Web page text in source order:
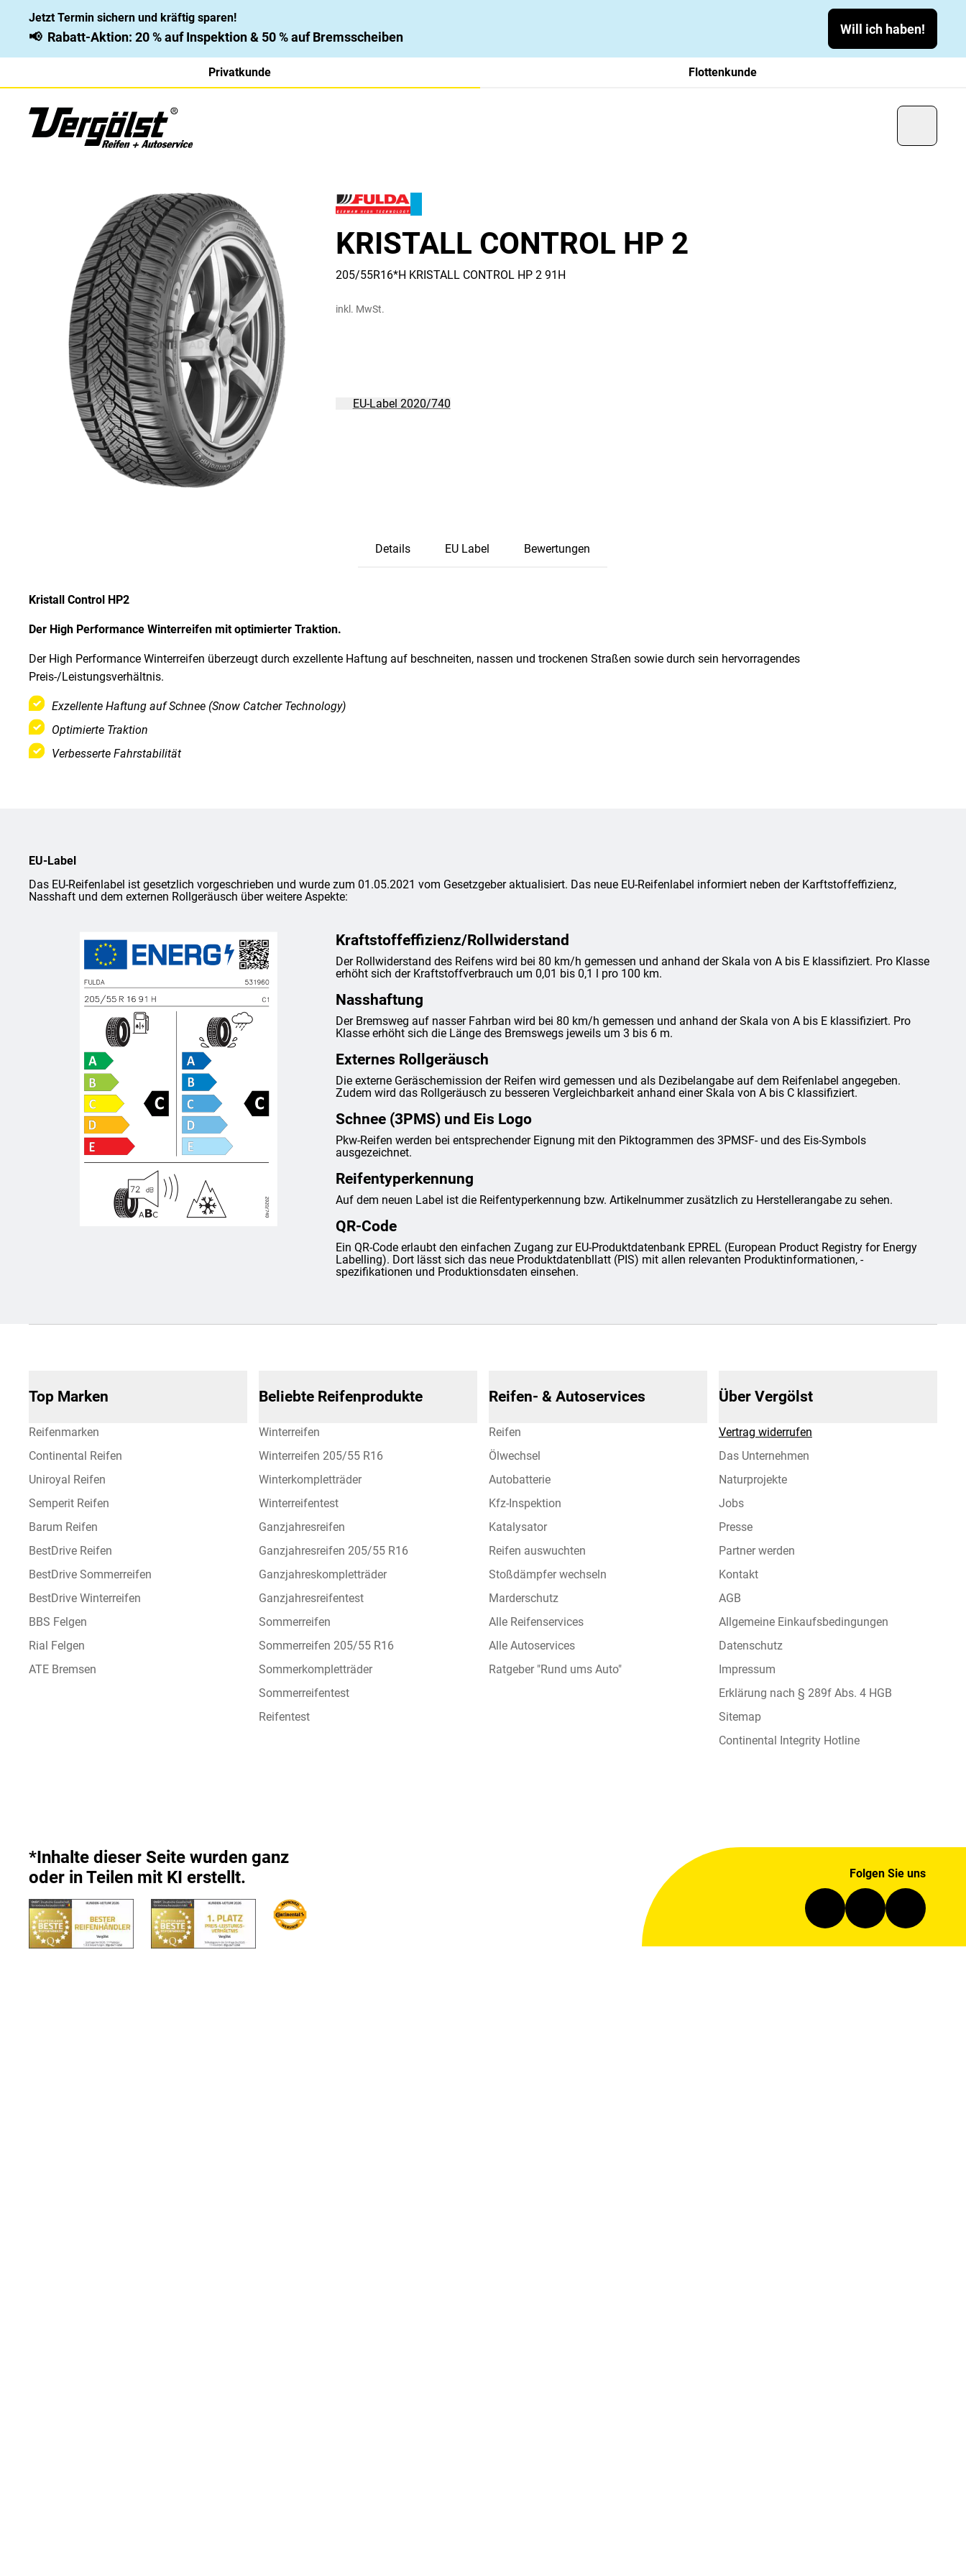
Jetzt Termin sichern und kräftig sparen!
📢 Rabatt-Aktion: 20 % auf Inspektion & 50 % auf Bremsscheiben
Will ich haben!
Privatkunde Flottenkunde
KRISTALL CONTROL HP 2
205/55R16*H KRISTALL CONTROL HP 2 91H
inkl. MwSt.
EU-Label 2020/740
Details EU Label Bewertungen
Kristall Control HP2
Der High Performance Winterreifen mit optimierter Traktion.
Der High Performance Winterreifen überzeugt durch exzellente Haftung auf beschneiten, nassen und trockenen Straßen sowie durch sein hervorragendes
Preis-/Leistungsverhältnis.
Exzellente Haftung auf Schnee (Snow Catcher Technology)
Optimierte Traktion
Verbesserte Fahrstabilität
EU-Label
Das EU-Reifenlabel ist gesetzlich vorgeschrieben und wurde zum 01.05.2021 vom Gesetzgeber aktualisiert. Das neue EU-Reifenlabel informiert neben der Karftstoffeffizienz,
Nasshaft und dem externen Rollgeräusch über weitere Aspekte:
Kraftstoffeffizienz/Rollwiderstand
Der Rollwiderstand des Reifens wird bei 80 km/h gemessen und anhand der Skala von A bis E klassifiziert. Pro Klasse
erhöht sich der Kraftstoffverbrauch um 0,01 bis 0,1 l pro 100 km.
Nasshaftung
Der Bremsweg auf nasser Fahrban wird bei 80 km/h gemessen und anhand der Skala von A bis E klassifiziert. Pro
Klasse erhöht sich die Länge des Bremswegs jeweils um 3 bis 6 m.
Externes Rollgeräusch
Die externe Geräschemission der Reifen wird gemessen und als Dezibelangabe auf dem Reifenlabel angegeben.
Zudem wird das Rollgeräusch zu besseren Vergleichbarkeit anhand einer Skala von A bis C klassifiziert.
Schnee (3PMS) und Eis Logo
Pkw-Reifen werden bei entsprechender Eignung mit den Piktogrammen des 3PMSF- und des Eis-Symbols
ausgezeichnet.
Reifentyperkennung
Auf dem neuen Label ist die Reifentyperkennung bzw. Artikelnummer zusätzlich zu Herstellerangabe zu sehen.
QR-Code
Ein QR-Code erlaubt den einfachen Zugang zur EU-Produktdatenbank EPREL (European Product Registry for Energy
Labelling). Dort lässt sich das neue Produktdatenbllatt (PIS) mit allen relevanten Produktinformationen, -
spezifikationen und Produktionsdaten einsehen.
Top Marken
Reifenmarken
Continental Reifen
Uniroyal Reifen
Semperit Reifen
Barum Reifen
BestDrive Reifen
BestDrive Sommerreifen
BestDrive Winterreifen
BBS Felgen
Rial Felgen
ATE Bremsen
Beliebte Reifenprodukte
Winterreifen
Winterreifen 205/55 R16
Winterkompletträder
Winterreifentest
Ganzjahresreifen
Ganzjahresreifen 205/55 R16
Ganzjahreskompletträder
Ganzjahresreifentest
Sommerreifen
Sommerreifen 205/55 R16
Sommerkompletträder
Sommerreifentest
Reifentest
Reifen- & Autoservices
Reifen
Ölwechsel
Autobatterie
Kfz-Inspektion
Katalysator
Reifen auswuchten
Stoßdämpfer wechseln
Marderschutz
Alle Reifenservices
Alle Autoservices
Ratgeber "Rund ums Auto"
Über Vergölst
Vertrag widerrufen
Das Unternehmen
Naturprojekte
Jobs
Presse
Partner werden
Kontakt
AGB
Allgemeine Einkaufsbedingungen
Datenschutz
Impressum
Erklärung nach § 289f Abs. 4 HGB
Sitemap
Continental Integrity Hotline
*Inhalte dieser Seite wurden ganz
oder in Teilen mit KI erstellt.
Folgen Sie uns